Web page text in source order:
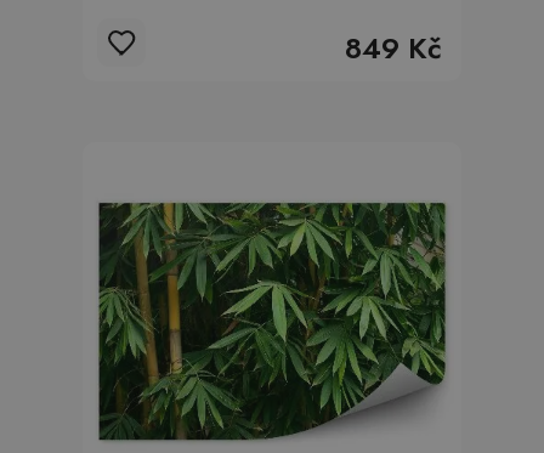
849 Kč